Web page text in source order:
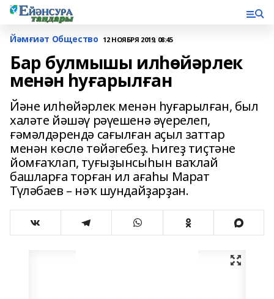
Йәмғиәт Общество 12 НОЯБРЯ 2019, 08:45
Бар булмышы илһөйәрлек
менән һуғарылған
Йәне илһөйәрлек менән һуғарылған, был
халәте йәшәү рәүешенә әүерелеп,
ғәмәлдәрендә сағылған аҫыл заттар
менән көслө төйәгебеҙ. Һигеҙ тиҫтәне
йомғаҡлап, туғыҙынсыһын ваҡлай
башларға торған ил ағаһы Марат
Түләбаев – нәҡ шундайҙарҙан.